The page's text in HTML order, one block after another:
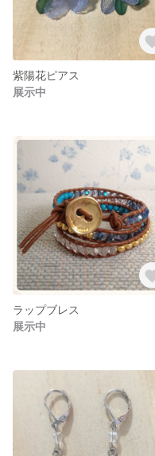
紫陽花ピアス
展示中
ラップブレス
展示中